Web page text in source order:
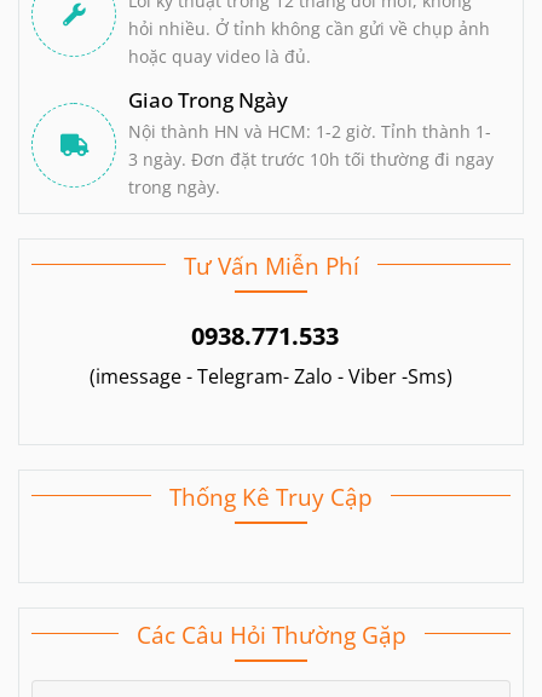
hỏi nhiều. Ở tỉnh không cần gửi về chụp ảnh
hoặc quay video là đủ.
Giao Trong Ngày
Nội thành HN và HCM: 1-2 giờ. Tỉnh thành 1-
3 ngày. Đơn đặt trước 10h tối thường đi ngay
trong ngày.
Tư Vấn Miễn Phí
0938.771.533
(imessage - Telegram- Zalo - Viber -Sms)
Thống Kê Truy Cập
Các Câu Hỏi Thường Gặp